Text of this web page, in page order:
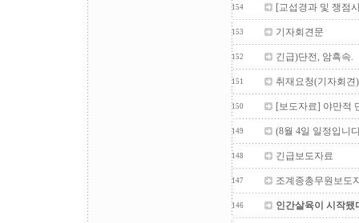
154 [교섭경과 및 쟁점
153 기자회견문
152 긴급)단전, 암흑속.
151 취재요청(기자회견)
150 [보도자료] 야만적
149 (8월 4일 일정입니
148 긴급보도자료
147 조계종총무원보도
146 인간살육이 시작됐